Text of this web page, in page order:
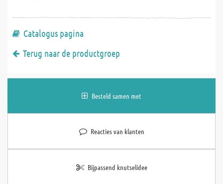
Catalogus pagina
Terug naar de productgroep
Besteld samen met
Reacties van klanten
Bijpassend knutselidee